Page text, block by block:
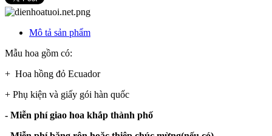
Mô tả sản phẩm
Mẫu hoa gồm có:
+ Hoa hồng đỏ Ecuador
+ Phụ kiện và giấy gói hàn quốc
- Miễn phí giao hoa khắp thành phố